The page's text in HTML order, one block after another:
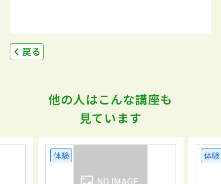
戻る
他の人はこんな講座も
見ています
体験 体験